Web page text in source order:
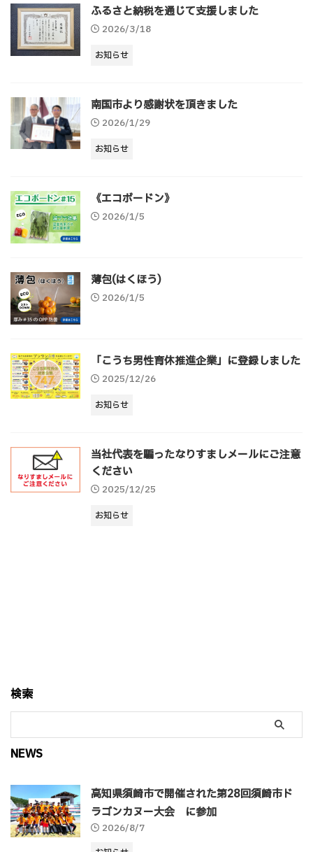
ふるさと納税を通じて支援しました
2026/3/18
お知らせ
南国市より感謝状を頂きました
2026/1/29
お知らせ
《エコボードン》
2026/1/5
薄包(はくほう)
2026/1/5
「こうち男性育休推進企業」に登録しました
2025/12/26
お知らせ
当社代表を騙ったなりすましメールにご注意
ください
2025/12/25
お知らせ
検索
NEWS
高知県須崎市で開催された第28回須崎市ド
ラゴンカヌー大会 に参加
2026/8/7